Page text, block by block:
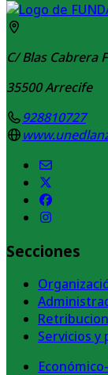
C/ Blas Cabrera
35500Arrecife
928810727
Secciones
Servicios